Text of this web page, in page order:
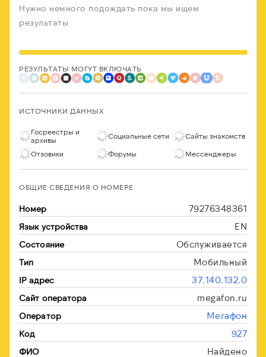
Нужно немного подождать пока мы ищем
результаты
РЕЗУЛЬТАТЫ МОГУТ ВКЛЮЧАТЬ
ИСТОЧНИКИ ДАННЫХ
Госреестры и
архивы
Социальные сети Сайты знакомств
Отзовики Форумы Мессенджеры
ОБЩИЕ СВЕДЕНИЯ О НОМЕРЕ
Номер 79276348361
Язык устройства EN
Состояние Обслуживается
Тип Мобильный
IP адрес 37.140.132.0
Сайт оператора megafon.ru
Оператор Мегафон
Код 927
ФИО Найдено